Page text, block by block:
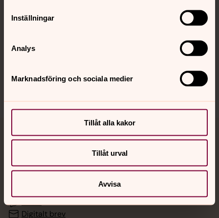
Inställningar
Analys
Marknadsföring och sociala medier
Tillåt alla kakor
Tillåt urval
Avvisa
Jourhavande präst
med en präst på kvällar och nätter.
Chatt
Digitalt brev